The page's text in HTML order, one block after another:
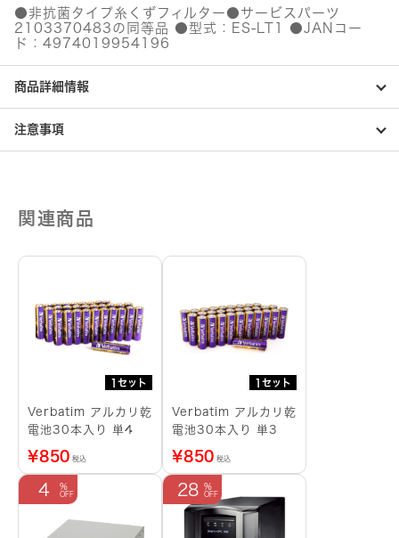
タ
ー
非
タ
イ
プ
ホ
ワ
個
●非抗菌タイプ糸くずフィルター●サービスパーツ
2103370483の同等品 ●型式：ES-LT1 ●JANコー
ド：4974019954196
商品詳細情報
注意事項
関連商品
1セット
Verbatim アルカリ乾
電池30本入り 単4
¥850 税込
1セット
Verbatim アルカリ乾
電池30本入り 単3
¥850 税込
4 28